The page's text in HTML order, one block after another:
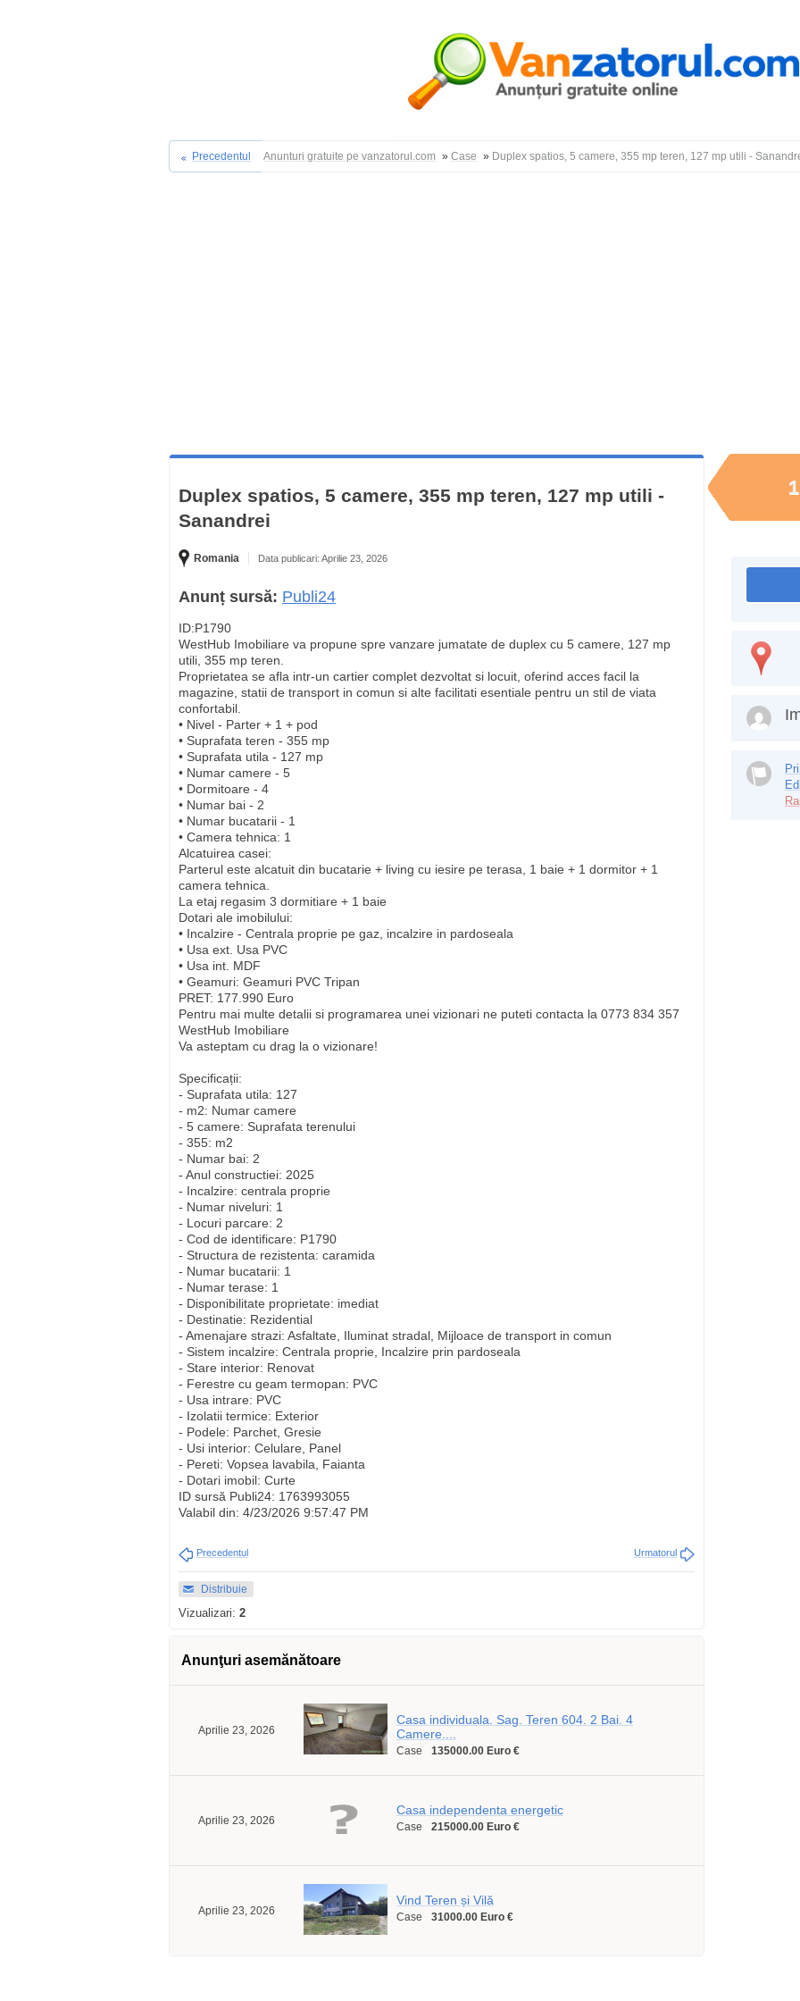
Precedentul Anunturi gratuite pe vanzatorul.com » Case » Duplex spatios, 5 camere, 355 mp teren, 127 mp utili -
Duplex spatios, 5 camere, 355 mp teren, 127 mp utili -
Sanandrei
Romania Data publicari: Aprilie 23, 2026
Anunț sursă: Publi24
ID:P1790
WestHub Imobiliare va propune spre vanzare jumatate de duplex cu 5 camere, 127 mp
utili, 355 mp teren.
Proprietatea se afla intr-un cartier complet dezvoltat si locuit, oferind acces facil la
magazine, statii de transport in comun si alte facilitati esentiale pentru un stil de viata
confortabil.
• Nivel - Parter + 1 + pod
• Suprafata teren - 355 mp
• Suprafata utila - 127 mp
• Numar camere - 5
• Dormitoare - 4
• Numar bai - 2
• Numar bucatarii - 1
• Camera tehnica: 1
Alcatuirea casei:
Parterul este alcatuit din bucatarie + living cu iesire pe terasa, 1 baie + 1 dormitor + 1
camera tehnica.
La etaj regasim 3 dormitiare + 1 baie
Dotari ale imobilului:
• Incalzire - Centrala proprie pe gaz, incalzire in pardoseala
• Usa ext. Usa PVC
• Usa int. MDF
• Geamuri: Geamuri PVC Tripan
PRET: 177.990 Euro
Pentru mai multe detalii si programarea unei vizionari ne puteti contacta la 0773 834 357
WestHub Imobiliare
Va asteptam cu drag la o vizionare!
Specificații:
- Suprafata utila: 127
- m2: Numar camere
- 5 camere: Suprafata terenului
- 355: m2
- Numar bai: 2
- Anul constructiei: 2025
- Incalzire: centrala proprie
- Numar niveluri: 1
- Locuri parcare: 2
- Cod de identificare: P1790
- Structura de rezistenta: caramida
- Numar bucatarii: 1
- Numar terase: 1
- Disponibilitate proprietate: imediat
- Destinatie: Rezidential
- Amenajare strazi: Asfaltate, Iluminat stradal, Mijloace de transport in comun
- Sistem incalzire: Centrala proprie, Incalzire prin pardoseala
- Stare interior: Renovat
- Ferestre cu geam termopan: PVC
- Usa intrare: PVC
- Izolatii termice: Exterior
- Podele: Parchet, Gresie
- Usi interior: Celulare, Panel
- Pereti: Vopsea lavabila, Faianta
- Dotari imobil: Curte
ID sursă Publi24: 1763993055
Valabil din: 4/23/2026 9:57:47 PM
Precedentul Urmatorul
Distribuie
Vizualizari: 2
Anunţuri asemănătoare
Aprilie 23, 2026
Casa individuala. Sag. Teren 604. 2 Bai. 4
Camere....
Case 135000.00 Euro €
Aprilie 23, 2026
Casa independenta energetic
Case 215000.00 Euro €
Aprilie 23, 2026
Vind Teren și Vilă
Case 31000.00 Euro €